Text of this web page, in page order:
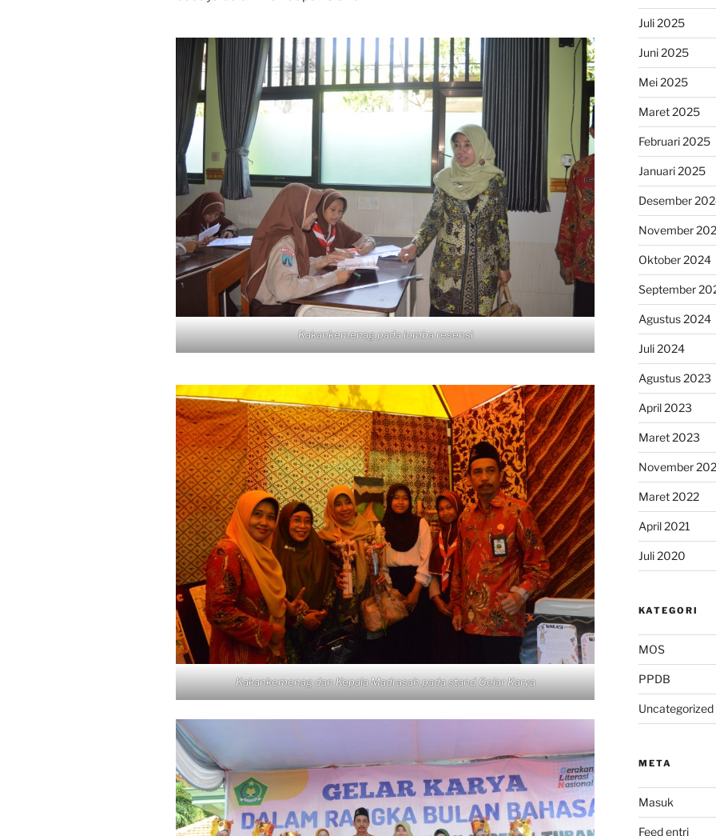
Kakankemenag pada lomba resensi
Kakankemenag dan Kepala Madrasah pada stand Gelar Karya
Juli 2025
Juni 2025
Mei 2025
Maret 2025
Februari 2025
Januari 2025
Desember
November
Oktober 2024
September
Agustus 2024
Juli 2024
Agustus 2023
April 2023
Maret 2023
November
Maret 2022
April 2021
Juli 2020
KATEGORI
MOS
PPDB
Uncategorized
META
Masuk
Feed entri